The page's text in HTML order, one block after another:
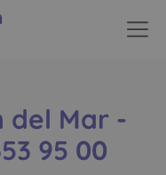
del Mar -
95 00